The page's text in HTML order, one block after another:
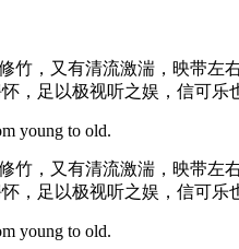
，又有清流激湍，映带左
，足以极视听之娱，信可乐
young to old.
，又有清流激湍，映带左
，足以极视听之娱，信可乐
young to old.